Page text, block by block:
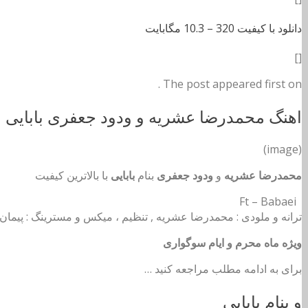
دانلود با کیفیت 320 –
10.3 مگابایت
[]
The post appeared first on .
اهنگ محمدرضا عشریه و ودود جعفری بابایی
(image)
محمدرضا عشریه و ودود جعفری بنام بابایی با بالاترین کیفیت
ترانه و ملودی : محمدرضا عشریه , تنظیم ، میکس و مسترینگ :
ویژه ماه محرم و ایام سوگواری
برای به ادامه مطلب مراجعه کنید …
و بنام بابایی